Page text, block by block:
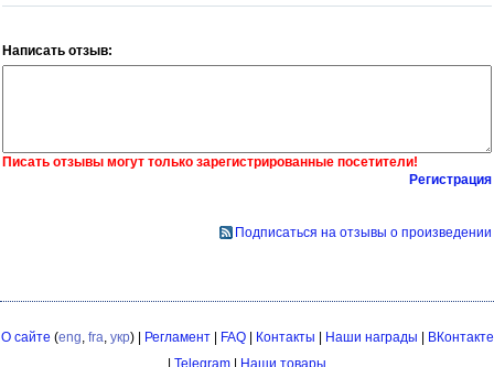
Написать отзыв:
Писать отзывы могут только зарегистрированные посетители!
Регистрация
Подписаться на отзывы о произведении
О сайте (eng, fra, укр) | Регламент| FAQ| Контакты Наши награды
ВКонтакте
Telegram Наши товары